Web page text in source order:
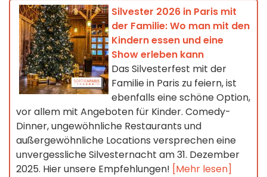
Silvester 2026 in Paris mit
der Familie: Wo man mit den
Kindern essen und eine
Show erleben kann
Das Silvesterfest mit der
Familie in Paris zu feiern, ist
ebenfalls eine schöne Option,
vor allem mit Angeboten für Kinder. Comedy-
Dinner, ungewöhnliche Restaurants und
außergewöhnliche Locations versprechen eine
unvergessliche Silvesternacht am 31. Dezember
2025. Hier unsere Empfehlungen! [Mehr lesen]